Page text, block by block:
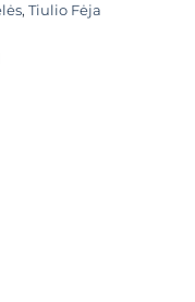
, Tiulio Fėja